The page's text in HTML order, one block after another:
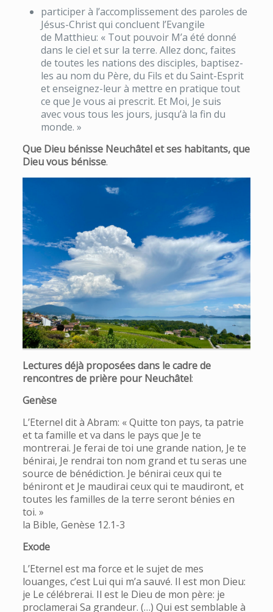
participer à l’accomplissement des paroles de
Jésus-Christ qui concluent l’Evangile
de Matthieu: « Tout pouvoir M’a été donné
dans le ciel et sur la terre. Allez donc, faites
de toutes les nations des disciples, baptisez-
les au nom du Père, du Fils et du Saint-Esprit
et enseignez-leur à mettre en pratique tout
ce que Je vous ai prescrit. Et Moi, Je suis
avec vous tous les jours, jusqu’à la fin du
monde. »
Que Dieu bénisse Neuchâtel et ses habitants, que
Dieu vous bénisse.
Lectures déjà proposées dans le cadre de
rencontres de prière pour Neuchâtel:
Genèse
L’Eternel dit à Abram: « Quitte ton pays, ta patrie
et ta famille et va dans le pays que Je te
montrerai. Je ferai de toi une grande nation, Je te
bénirai, Je rendrai ton nom grand et tu seras une
source de bénédiction. Je bénirai ceux qui te
béniront et Je maudirai ceux qui te maudiront, et
toutes les familles de la terre seront bénies en
toi. »
la Bible, Genèse 12.1-3
Exode
L’Eternel est ma force et le sujet de mes
louanges, c’est Lui qui m’a sauvé. Il est mon Dieu:
je Le célébrerai. Il est le Dieu de mon père: je
proclamerai Sa grandeur. (…) Qui est semblable à